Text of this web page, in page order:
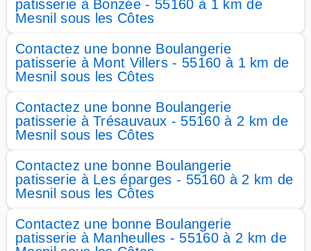
patisserie à Bonzée - 55160 à 1 km de
Mesnil sous les Côtes
Contactez une bonne Boulangerie
patisserie à Mont Villers - 55160 à 1 km de
Mesnil sous les Côtes
Contactez une bonne Boulangerie
patisserie à Trésauvaux - 55160 à 2 km de
Mesnil sous les Côtes
Contactez une bonne Boulangerie
patisserie à Les éparges - 55160 à 2 km de
Mesnil sous les Côtes
Contactez une bonne Boulangerie
patisserie à Manheulles - 55160 à 2 km de